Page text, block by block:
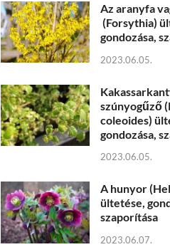
Az aranyfa
(Forsythia)
gondozása,
2023.06.05.
szúnyogűző
coleoides)
gondozása,
2023.06.05.
A hunyor
ültetése,
szaporítása
2023.06.07.